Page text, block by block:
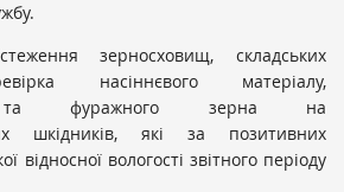
зерносховищ, складських
насіннєвого матеріалу,
та фуражного зерна на
шкідників, які за позитивних
відносної вологості звітного періоду